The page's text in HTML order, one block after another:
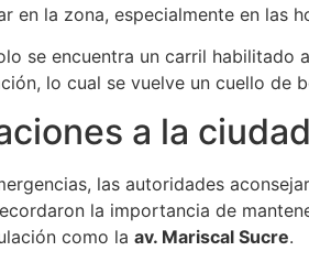
en la zona, especialmente en las
se encuentra un carril
lo cual se vuelve un cuello de
a la
las autoridades
la importancia de
como la av. Mariscal Sucre.